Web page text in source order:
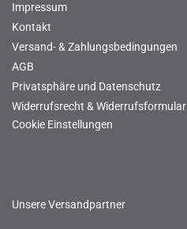
Impressum
Kontakt
Versand- & Zahlungsbedingungen
AGB
Privatsphäre und Datenschutz
Widerrufsrecht & Widerrufsformular
Cookie Einstellungen
Unsere Versandpartner